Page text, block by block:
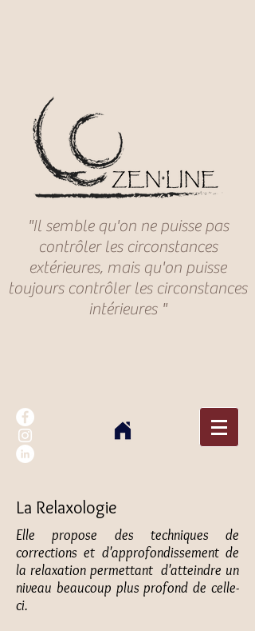
"Il semble qu'on ne puisse pas
contrôler les circonstances
extérieures, mais qu'on puisse
toujours contrôler les circonstances
intérieures "
La Relaxologie
Elle propose des techniques de
corrections et d'approfondissement de
la relaxation permettant d'atteindre un
niveau beaucoup plus profond de celle-
ci.